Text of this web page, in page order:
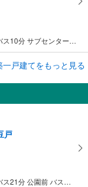
東武東上線 「高坂」駅 バス10分 サブセンター前 バス停下車 徒歩7分
一戸建てをもっと見る
戸
東武東上線 「坂戸」駅 バス21分 公園前 バス停下車 徒歩5分 北口バス乗り場「大橋行」乗車